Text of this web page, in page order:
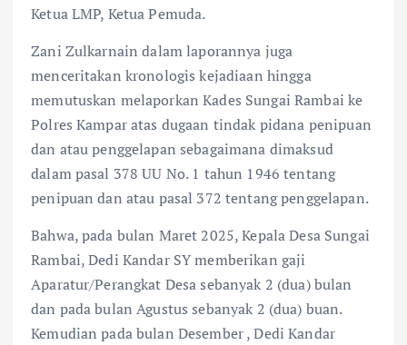
Ketua LMP, Ketua Pemuda.
Zani Zulkarnain dalam laporannya juga
menceritakan kronologis kejadiaan hingga
memutuskan melaporkan Kades Sungai Rambai ke
Polres Kampar atas dugaan tindak pidana penipuan
dan atau penggelapan sebagaimana dimaksud
dalam pasal 378 UU No. 1 tahun 1946 tentang
penipuan dan atau pasal 372 tentang penggelapan.
Bahwa, pada bulan Maret 2025, Kepala Desa Sungai
Rambai, Dedi Kandar SY memberikan gaji
Aparatur/Perangkat Desa sebanyak 2 (dua) bulan
dan pada bulan Agustus sebanyak 2 (dua) buan.
Kemudian pada bulan Desember , Dedi Kandar